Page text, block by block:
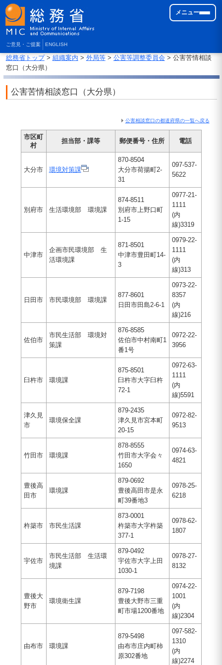
ご意見・ご提案 ENGLISH
メニュー
総務省トップ> 組織案内 > 外局等> 公害等調整委員会 > 公害苦情相談
窓口（大分県）
公害苦情相談窓口（大分県）
公害相談窓口の都道府県の一覧へ戻る
市区町
村
担当部・課等 郵便番号・住所 電話
大分市 環境対策課
870-8504
大分市荷揚町2-
31
097-537-
5622
別府市 生活環境部 環境課
874-8511
別府市上野口町
1-15
0977-21-
1111
(内
線)3319
中津市
企画市民環境部 生
活環境課
871-8501
中津市豊田町14-
3
0979-22-
1111
(内
線)313
日田市 市民環境部 環境課
877-8601
日田市田島2-6-1
0973-22-
8357
(内
線)216
佐伯市
市民生活部 環境対
策課
876-8585
佐伯市中村南町1
番1号
0972-22-
3956
臼杵市 環境課
875-8501
臼杵市大字臼杵
72-1
0972-63-
1111
(内
線)5591
津久見
市
環境保全課
879-2435
津久見市宮本町
20-15
0972-82-
9513
竹田市 環境課
878-8555
竹田市大字会々
1650
0974-63-
4821
豊後高
田市
環境課
879-0692
豊後高田市是永
町39番地3
0978-25-
6218
杵築市 市民生活課
873-0001
杵築市大字杵築
377-1
0978-62-
1807
宇佐市
市民生活部 生活環
境課
879-0492
宇佐市大字上田
1030-1
0978-27-
8132
豊後大
野市
環境衛生課
879-7198
豊後大野市三重
町市場1200番地
0974-22-
1001
(内
線)2304
由布市 環境課
879-5498
由布市庄内町柿
原302番地
097-582-
1310
(内
線)2274